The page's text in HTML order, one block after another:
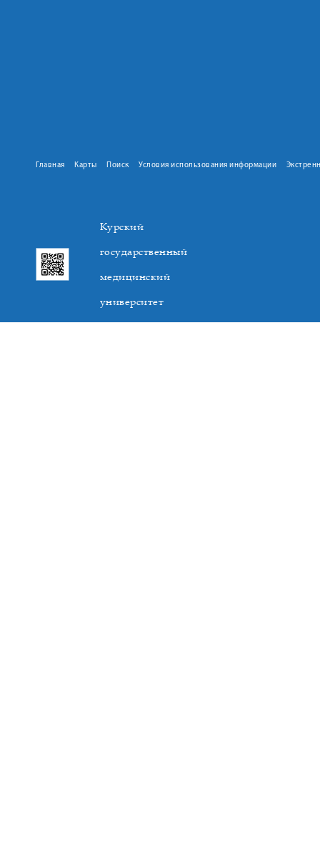
Главная Карты Поиск Условия использования информации
Курский
государственный
медицинский
университет